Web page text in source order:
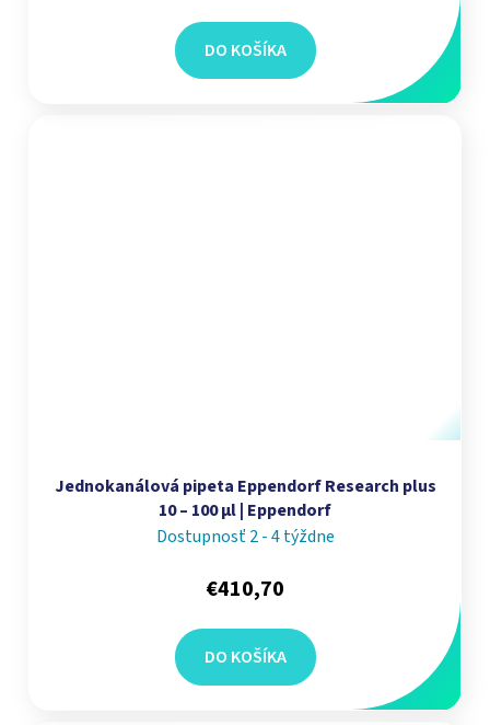
DO KOŠÍKA
Jednokanálová pipeta Eppendorf Research plus
10 – 100 µl | Eppendorf
Dostupnosť 2 - 4 týždne
€410,70
DO KOŠÍKA